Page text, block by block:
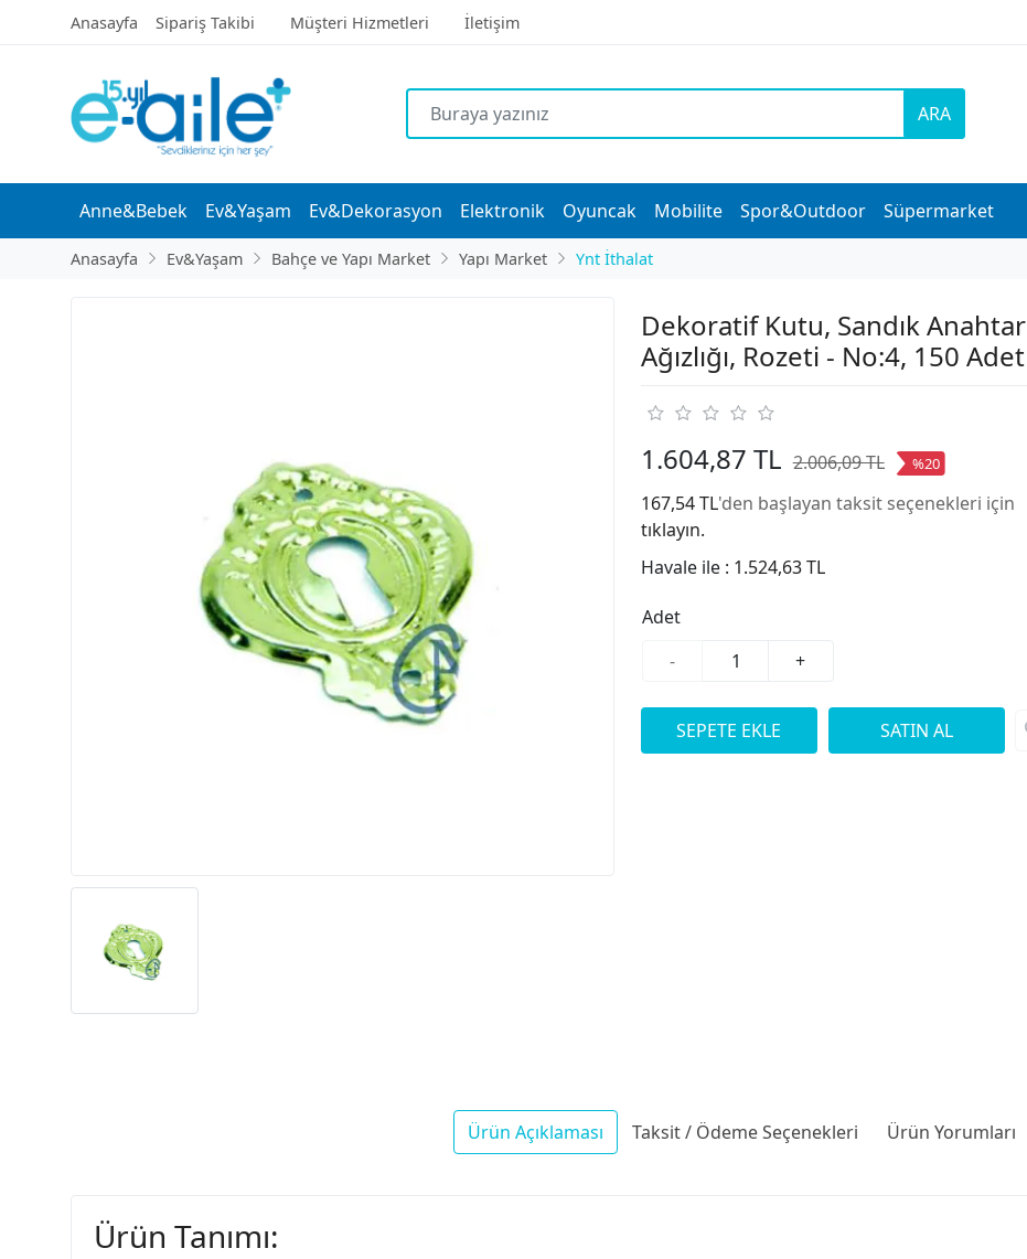
Anasayfa Sipariş Takibi Müşteri Hizmetleri İletişim
ARA
Anne&Bebek Ev&Yaşam Ev&Dekorasyon Elektronik Oyuncak Mobilite Spor&Outdoor Süpermarket
Anasayfa Ev&Yaşam Bahçe ve Yapı Market Yapı Market Ynt İthalat
Dekoratif Kutu, Sandık Anahtar
Ağızlığı, Rozeti - No:4, 150 Adet
1.604,87 TL 2.006,09 TL %20
167,54 TL'den başlayan taksit seçenekleri için
tıklayın.
Havale ile : 1.524,63 TL
Adet
-
+
Ürün Açıklaması Taksit / Ödeme Seçenekleri Ürün Yorumları
Ürün Tanımı: